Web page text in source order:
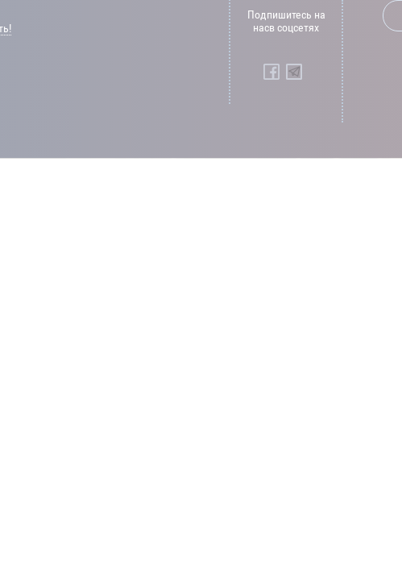
Подпишитесь на
насв соцсетях